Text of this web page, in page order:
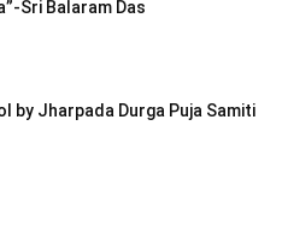
Sri Balaram Das
by Jharpada Durga Puja Samiti